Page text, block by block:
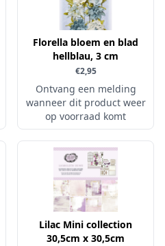
Florella bloem en blad
hellblau, 3 cm
€2,95
Ontvang een melding
wanneer dit product weer
op voorraad komt
Lilac Mini collection
30,5cm x 30,5cm